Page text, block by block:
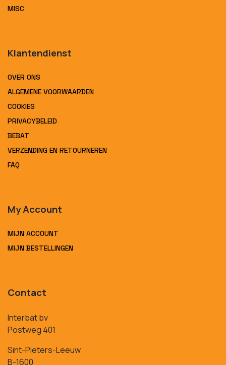
MISC
Klantendienst
OVER ONS
ALGEMENE VOORWAARDEN
COOKIES
PRIVACYBELEID
BEBAT
VERZENDING EN RETOURNEREN
FAQ
My Account
MIJN ACCOUNT
MIJN BESTELLINGEN
Contact
Interbat bv
Postweg 401
Sint-Pieters-Leeuw
B-1600